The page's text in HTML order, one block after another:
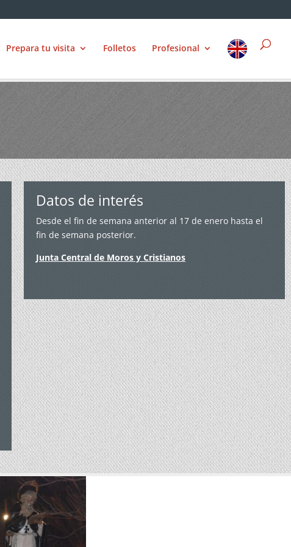
Prepara tu visita Folletos Profesional
Datos de interés
Desde el fin de semana anterior al 17 de enero hasta el
fin de semana posterior.
Junta Central de Moros y Cristianos